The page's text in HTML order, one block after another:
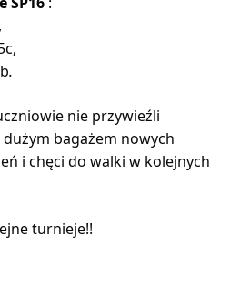
.
nie przywieźli
bagażem nowych
i chęci do walki w kolejnych
turnieje!!